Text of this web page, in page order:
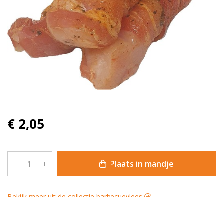
€ 2,05
– + Plaats in mandje